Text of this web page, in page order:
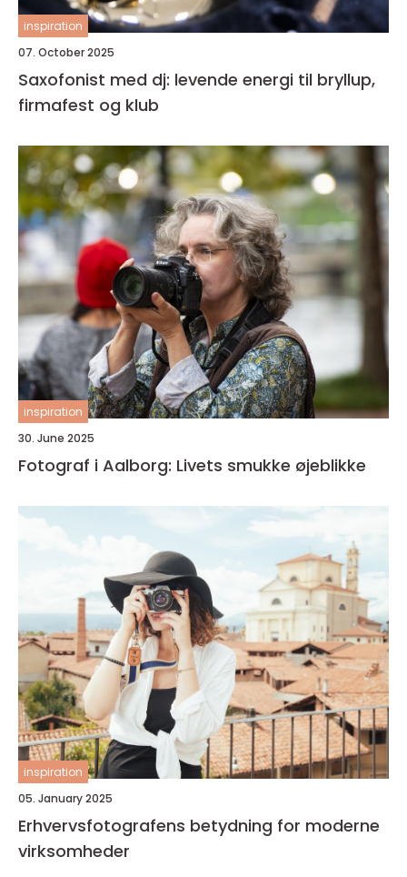
inspiration
07. October 2025
Saxofonist med dj: levende energi til bryllup,
firmafest og klub
inspiration
30. June 2025
Fotograf i Aalborg: Livets smukke øjeblikke
inspiration
05. January 2025
Erhvervsfotografens betydning for moderne
virksomheder